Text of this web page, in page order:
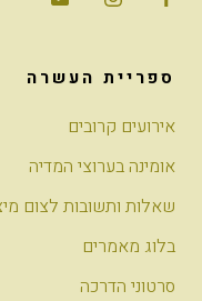
ספריית העשרה
אירועים קרובים
אומינה בערוצי המדיה
שאלות ותשובות לצום
בלוג מאמרים
סרטוני הדרכה